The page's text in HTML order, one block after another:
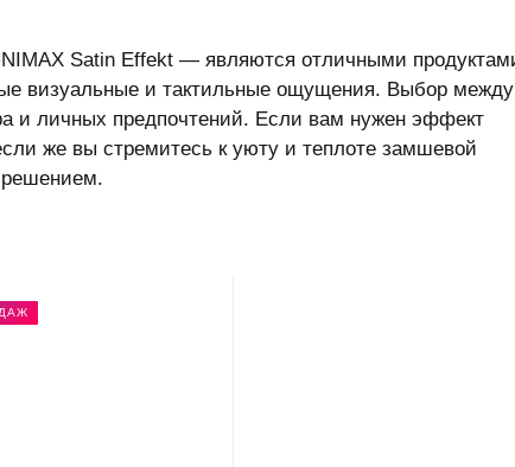
Satin Effekt — являются отличными
визуальные и тактильные ощущения. Выбор между
и личных предпочтений. Если вам нужен эффект
же вы стремитесь к уюту и теплоте замшевой
решением.